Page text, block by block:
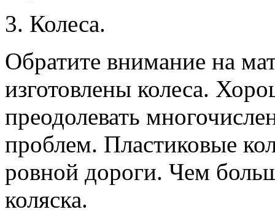
3. Колеса.
Обратите внимание на
изготовлены колеса.
преодолевать
проблем. Пластиковые
ровной дороги. Чем
коляска.